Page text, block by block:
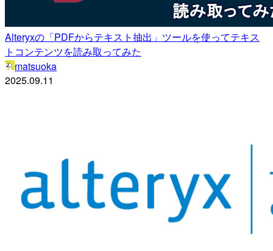
Alteryxの「PDFからテキスト抽出」ツールを使ってテキス
トコンテンツを読み取ってみた
matsuoka
2025.09.11